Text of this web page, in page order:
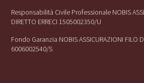
Responsabilità Civile Professionale NOBIS
DIRETTO ERRECI 1505002350/U
Fondo Garanzia NOBIS ASSICURAZIONI FILO
6006002540/S